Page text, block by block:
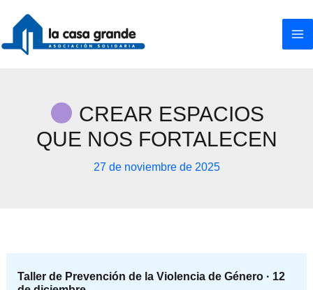
contenido
CREAR ESPACIOS
QUE NOS FORTALECEN
27 de noviembre de 2025
Taller de Prevención de la Violencia de Género · 12